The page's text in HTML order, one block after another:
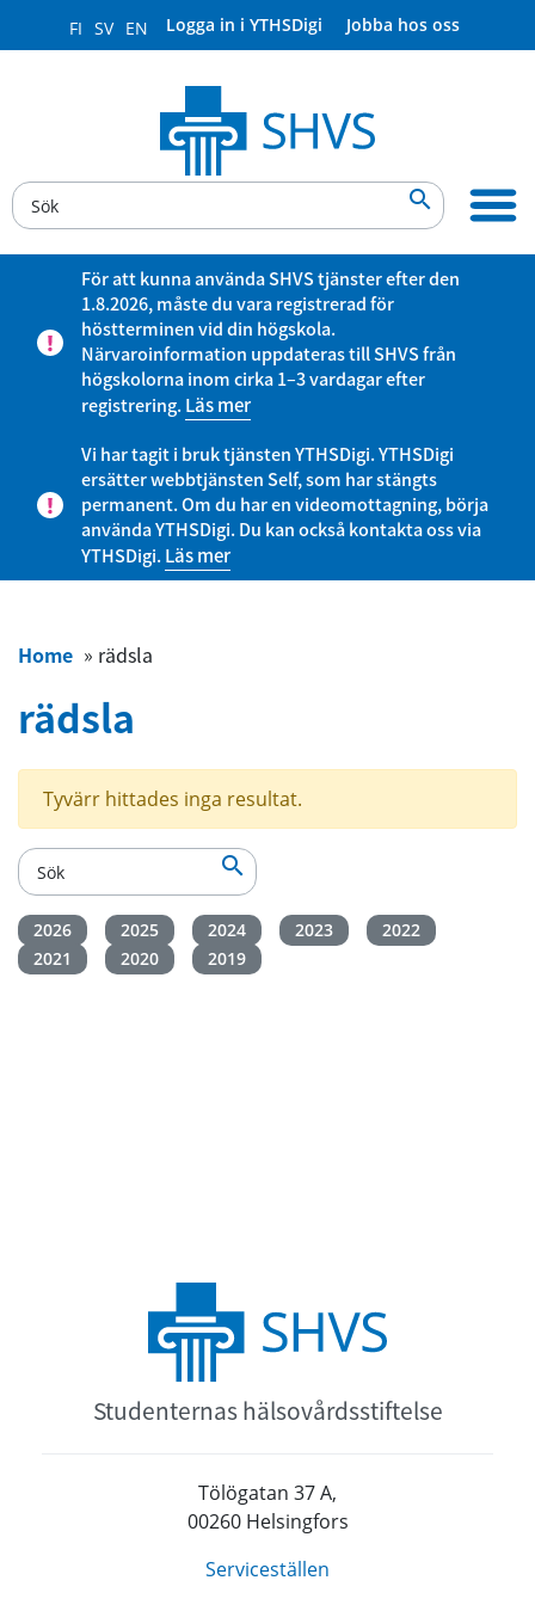
FI SV EN Logga in i YTHSDigi Jobba hos oss

För att kunna använda SHVS tjänster efter den
1.8.2026, måste du vara registrerad för
höstterminen vid din högskola.
Närvaroinformation uppdateras till SHVS från
högskolorna inom cirka 1–3 vardagar efter
registrering.Läs mer
Vi har tagit i bruk tjänsten YTHSDigi. YTHSDigi
ersätter webbtjänsten Self, som har stängts
permanent. Om du har en videomottagning, börja
använda YTHSDigi. Du kan också kontakta oss via
YTHSDigi.Läs mer
Home » rädsla
rädsla
Tyvärr hittades inga resultat.

2026 2025 2024 2023
2022
2021
2020 2019
Studenternas hälsovårdsstiftelse
Tölögatan 37 A,
00260 Helsingfors
Serviceställen